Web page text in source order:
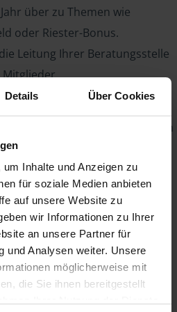
Details Über Cookies
Inhalte und Anzeigen zu
für soziale Medien anbieten
auf unsere Website zu
wir Informationen zu Ihrer
an unsere Partner für
und Analysen weiter. Unsere
möglicherweise mit
die Sie ihnen bereitgestellt
über zu Themen wie
oder Riester-Bonus.
Leitung Ihrer Beratungsstelle
Mitglieder.
gibt es das ganze
zum einen haben Sie bis zum
Zeit, die Steuererklärung für
zum anderen kommen
Jahres mit Steuerfragen auf
Mitglieder bleiben viele Jahre
Somit kennt man
damit zuverlässig das